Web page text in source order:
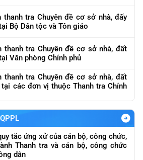
thanh tra Chuyên đề cơ sở nhà, đấy
Bộ Dân tộc và Tôn giáo
thanh tra Chuyên đề cơ sở nhà, đất
Văn phòng Chính phủ
thanh tra Chuyên đề cơ sở nhà, đất
các đơn vị thuộc Thanh tra Chính
tắc ứng xử của cán bộ, công chức,
Thanh tra và cán bộ, công chức
dân